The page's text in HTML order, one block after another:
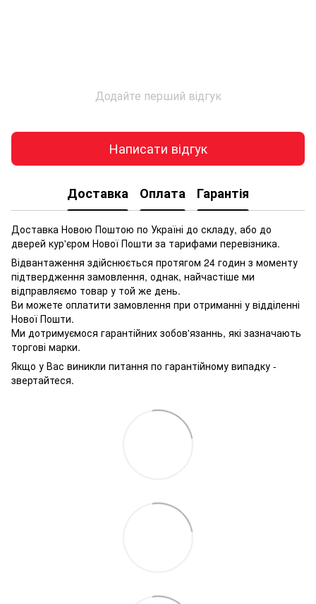
Додайте перший відгук
Написати відгук
Доставка Оплата Гарантія
Доставка Новою Поштою по Україні до складу, або до
дверей кур'єром Нової Пошти за тарифами перевізника.
Відвантаження здійснюється протягом 24 годин з моменту
підтвердження замовлення, однак, найчастіше ми
відправляємо товар у той же день.
Ви можете оплатити замовлення при отриманні у відділенні
Нової Пошти.
Ми дотримуємося гарантійних зобов'язаннь, які зазначають
торгові марки.
Якщо у Вас виникли питання по гарантійному випадку -
звертайтеся.